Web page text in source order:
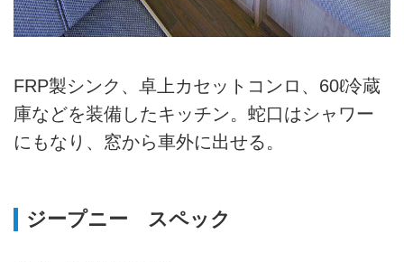
FRP製シンク、卓上カセットコンロ、60ℓ冷蔵
庫などを装備したキッチン。蛇口はシャワー
にもなり、窓から車外に出せる。
ジープニー スペック